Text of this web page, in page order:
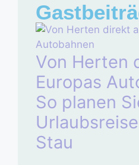
Von Herten
Europas
So planen
Stau